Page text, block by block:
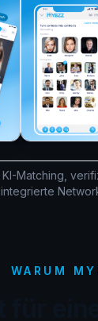
Matching,
WARUM